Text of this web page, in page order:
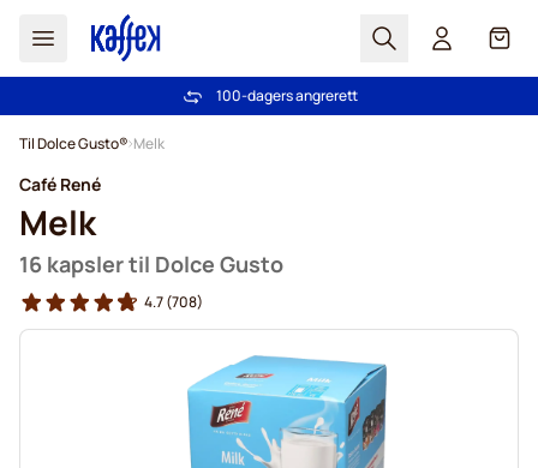
Søk Cart
Gratis frakt over kr 599
100-dagers angrerett
Til Dolce Gusto® Melk
Café René
Melk
16 kapsler til Dolce Gusto
4.7(708)